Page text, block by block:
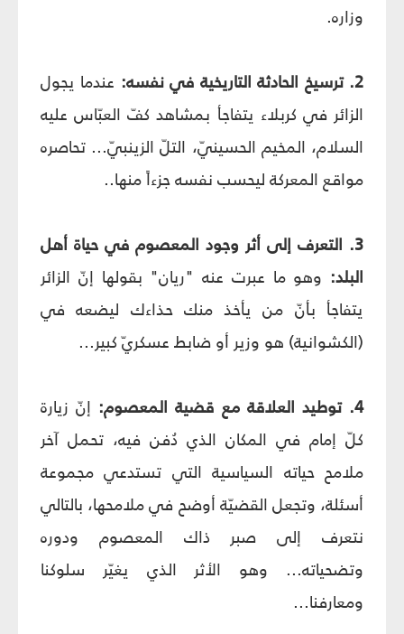
وزاره.
2. ترسيخ الحادثة التاريخية في نفسه:
عندما يجول
الزائر في كربلاء يتفاجأ بمشاهد كفّ العبّاس عليه
السلام، المخيم الحسينيّ، التلّ الزينبيّ... تحاصره
مواقع المعركة ليحسب نفسه جزءاً منها..
3. التعرف إلى أثر وجود المعصوم في حياة أهل
البلد: وهو ما عبرت عنه "ريان" بقولها إنّ الزائر
يتفاجأ بأنّ من يأخذ منك حذاءك ليضعه في
(الكشوانية) هو وزير أو ضابط عسكريّ كبير...
4. توطيد العلاقة مع قضية المعصوم:
إنّ زيارة
كلّ إمام في المكان الذي دُفن فيه، تحمل آخر
ملامح حياته السياسية التي تستدعي مجموعة
أسئلة، وتجعل القضيّة أوضح في ملامحها، بالتالي
نتعرف إلى صبر ذاك المعصوم ودوره
وتضحياته... وهو الأثر الذي يغيّر سلوكنا
ومعارفنا...